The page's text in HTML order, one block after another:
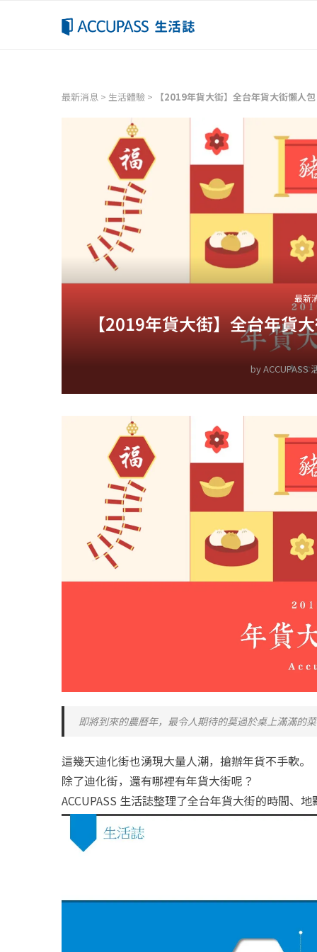
最新消息 > 生活體驗 > 【2019年貨大街】全台年貨大街懶人
最新
【2019年貨大街】全台年貨
byACCUPASS
即將到來的農曆年，最令人期待的莫過於桌上滿滿的
這幾天迪化街也湧現大量人潮，搶辦年貨不手軟。
除了迪化街，還有哪裡有年貨大街呢？
ACCUPASS 生活誌整理了全台年貨大街的時間、